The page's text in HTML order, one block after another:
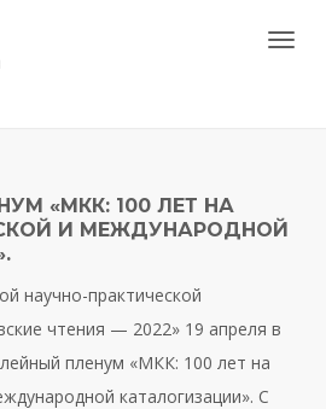
«МКК: 100 ЛЕТ НА
И МЕЖДУНАРОДНОЙ
научно-практической
чтения — 2022» 19 апреля в
пленум «МКК: 100 лет на
каталогизации». С